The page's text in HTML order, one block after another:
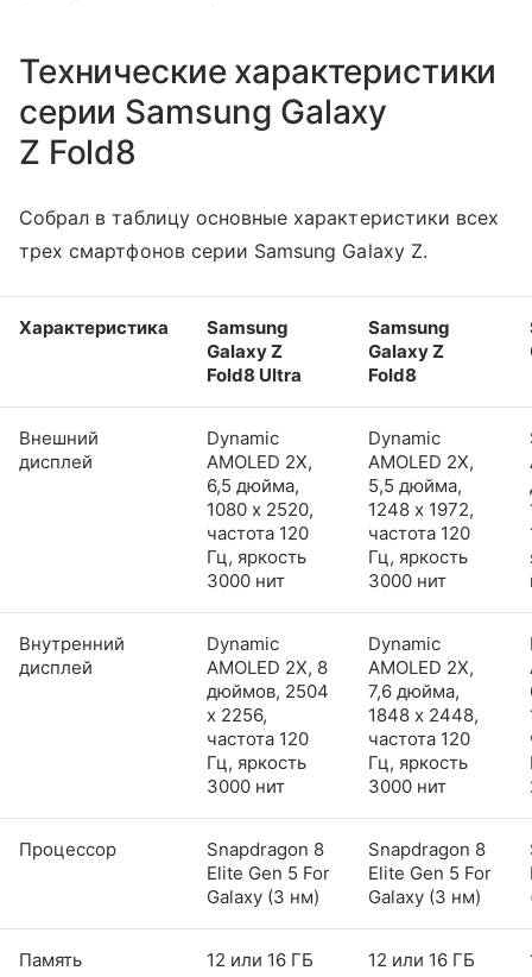
Технические характеристики
серии Samsung Galaxy
Z Fold8
Собрал в таблицу основные характеристики всех
трех смартфонов серии Samsung Galaxy Z.
Характеристика
Samsung
Galaxy Z
Fold8 Ultra
Samsung
Galaxy Z
Fold8
Внешний
дисплей
Dynamic
AMOLED 2X,
6,5 дюйма,
1080 x 2520,
частота 120
Гц, яркость
3000 нит
Dynamic
AMOLED 2X,
5,5 дюйма,
1248 x 1972,
частота 120
Гц, яркость
3000 нит
Внутренний
дисплей
Dynamic
AMOLED 2X, 8
дюймов, 2504
x 2256,
частота 120
Гц, яркость
3000 нит
Dynamic
AMOLED 2X,
7,6 дюйма,
1848 x 2448,
частота 120
Гц, яркость
3000 нит
Процессор
Snapdragon 8
Elite Gen 5 For
Galaxy (3 нм)
Snapdragon 8
Elite Gen 5 For
Galaxy (3 нм)
Память
12 или 16 ГБ
12 или 16 ГБ